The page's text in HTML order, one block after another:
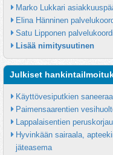
Marko Lukkari
Elina Hänninen
Satu Lipponen
Lisää nimitysuutinen
Julkiset
Käyttövesiputkien
Paimensaarentien
Lappalaisentien
Hyvinkään sairaala,
jäteasema